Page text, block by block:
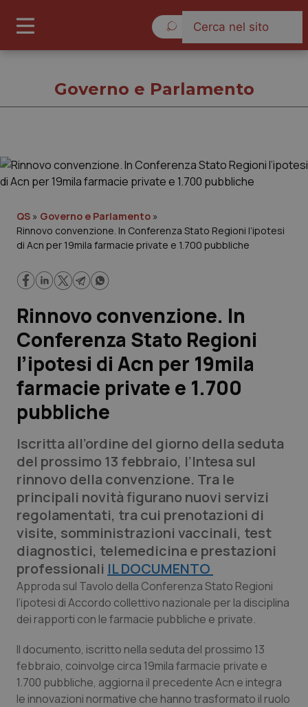
Governo e Parlamento
Regioni e Asl
Lavoro e Professioni
Scienza e Farmaci
Studi e Analisi
Lettere al direttore
Edizioni Regionali
QS Pro
Professionisti Sanitari.AI
Abruzzo
Basilicata
Calabria
Campania
Emilia-Romagna
QS Pro Gold
Artrite & artrosi
Asma & BPCO
Car-T
Colesterolo & coronaropatie
QS Club Newsletter
Governo e Parlamento
QS » Governo e Parlamento »
Rinnovo convenzione. In Conferenza Stato Regioni l’ipotesi
di Acn per 19mila farmacie private e 1.700 pubbliche
Rinnovo convenzione. In
Conferenza Stato Regioni
l’ipotesi di Acn per 19mila
farmacie private e 1.700
pubbliche
Iscritta all’ordine del giorno della seduta
del prossimo 13 febbraio, l’Intesa sul
rinnovo della convenzione. Tra le
principali novità figurano nuovi servizi
regolamentati, tra cui prenotazioni di
visite, somministrazioni vaccinali, test
diagnostici, telemedicina e prestazioni
professionali IL DOCUMENTO
Approda sul Tavolo della Conferenza Stato Regioni
l’ipotesi di Accordo collettivo nazionale per la disciplina
dei rapporti con le farmacie pubbliche e private.
Il documento, iscritto nella seduta del prossimo 13
febbraio, coinvolge circa 19mila farmacie private e
1.700 pubbliche, aggiorna il precedente Acn e integra
le innovazioni normative che hanno trasformato il ruolo